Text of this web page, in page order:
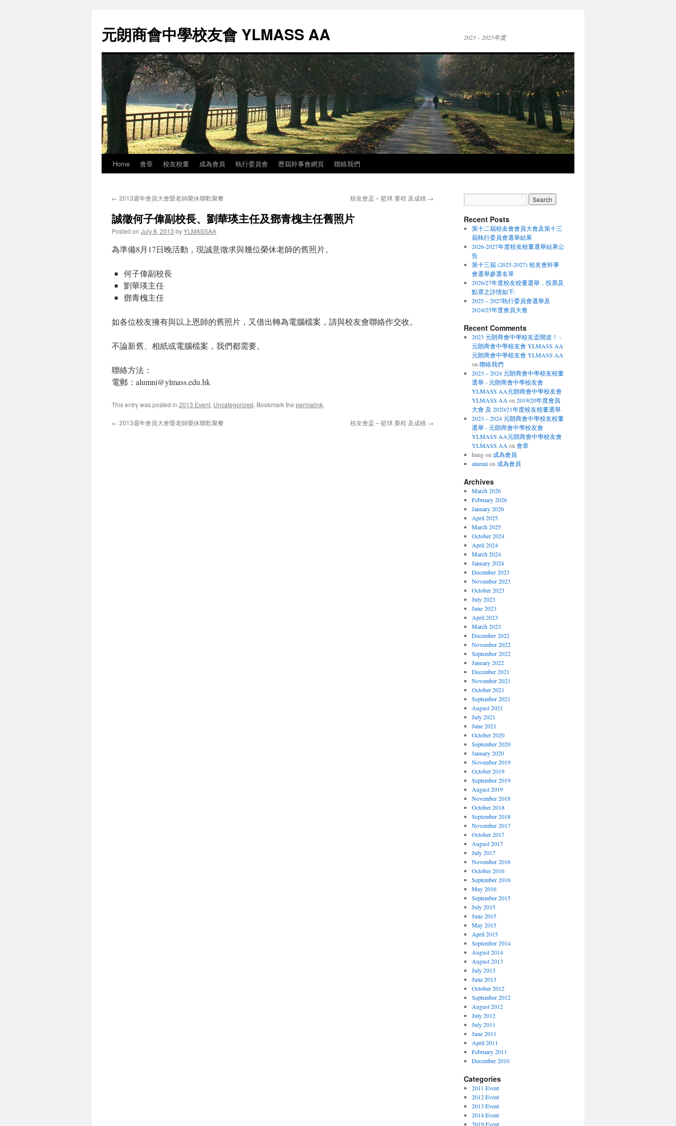
元朗商會中學校友會 YLMASS AA 2023 – 2025年度
Skip
content
Home 會章 校友校董 成為會員 執行委員會 歷屆幹事會網頁 聯絡我們
← 2013週年會員大會暨老師榮休聯歡聚餐 校友會盃 – 籃球 賽程 及成積 →
誠徵何子偉副校長、劉華瑛主任及鄧青槐主任舊照片
Posted on July 8, 2013 byYLMASSAA
為準備8月17日晚活動，現誠意徵求與幾位榮休老師的舊照片。
何子偉副校長
劉華瑛主任
鄧青槐主任
如各位校友擁有與以上恩師的舊照片，又借出轉為電腦檔案，請與校友會聯絡作交收。
不論新舊、相紙或電腦檔案，我們都需要。
聯絡方法：
電郵：alumni@ylmass.edu.hk
This entry was posted in 2013 Event, Uncategorized. Bookmark the permalink.
← 2013週年會員大會暨老師榮休聯歡聚餐 校友會盃 – 籃球 賽程 及成積 →
Recent Posts
第十二屆校友會會員大會及第十三
屆執行委員會選舉結果
2026-2027年度校友校董選舉結果公
告
第十三屆 (2025-2027) 校友會幹事
會選舉參選名單
2026/27年度校友校董選舉，投票及
點票之詳情如下:
2025 – 2027執行委員會選舉及
2024/25年度會員大會
Recent Comments
2023 元朗商會中學校友盃開波！ -
元朗商會中學校友會 YLMASS AA
元朗商會中學校友會 YLMASS AA
on 聯絡我們
2023 – 2024 元朗商會中學校友校董
選舉 - 元朗商會中學校友會
YLMASS AA元朗商會中學校友會
YLMASS AA on 2019/20年度會員
大會 及 2020/21年度校友校董選舉
2023 – 2024 元朗商會中學校友校董
選舉 - 元朗商會中學校友會
YLMASS AA元朗商會中學校友會
YLMASS AA on 會章
hungon 成為會員
alumnion 成為會員
Archives
March 2026
February 2026
January 2026
April 2025
March 2025
October 2024
April 2024
March 2024
January 2024
December 2023
November 2023
October 2023
July 2023
June 2023
April 2023
March 2023
December 2022
November 2022
September 2022
January 2022
December 2021
November 2021
October 2021
September 2021
August 2021
July 2021
June 2021
October 2020
September 2020
January 2020
November 2019
October 2019
September 2019
August 2019
November 2018
October 2018
September 2018
November 2017
October 2017
August 2017
July 2017
November 2016
October 2016
September 2016
May 2016
September 2015
July 2015
June 2015
May 2015
April 2015
September 2014
August 2014
August 2013
July 2013
June 2013
October 2012
September 2012
August 2012
July 2012
July 2011
June 2011
April 2011
February 2011
December 2010
Categories
2011 Event
2012 Event
2013 Event
2014 Event
2019 Event